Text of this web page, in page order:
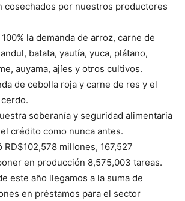
cosechados por nuestros productores
la demanda de arroz, carne de
batata, yautía, yuca, plátano,
auyama, ajíes y otros cultivos.
de cebolla roja y carne de res y el
soberanía y seguridad alimentaria
crédito como nunca antes.
RD$102,578 millones, 167,527
en producción 8,575,003 tareas.
este año llegamos a la suma de
en préstamos para el sector